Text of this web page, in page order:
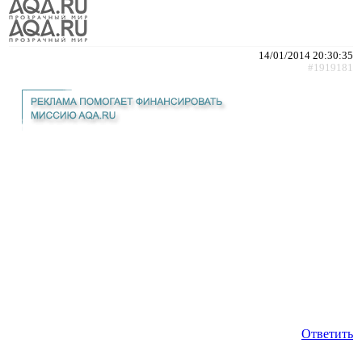
14/01/2014 20:30:35
#1919181
Ответить